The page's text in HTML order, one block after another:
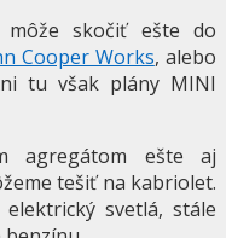
skočiť ešte do
Cooper Works, alebo
tu však plány MINI
agregátom ešte aj
tešiť na kabriolet.
svetlá, stále